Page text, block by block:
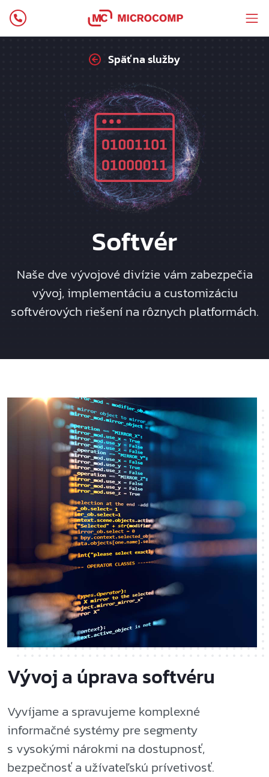
Späť na služby
Softvér
Naše dve vývojové divízie vám zabezpečia
vývoj, implementáciu a customizáciu
softvérových riešení na rôznych platformách.
Vývoj a úprava softvéru
Vyvíjame a spravujeme komplexné
informačné systémy pre segmenty
s vysokými nárokmi na dostupnosť,
bezpečnosť a užívateľskú prívetivosť.